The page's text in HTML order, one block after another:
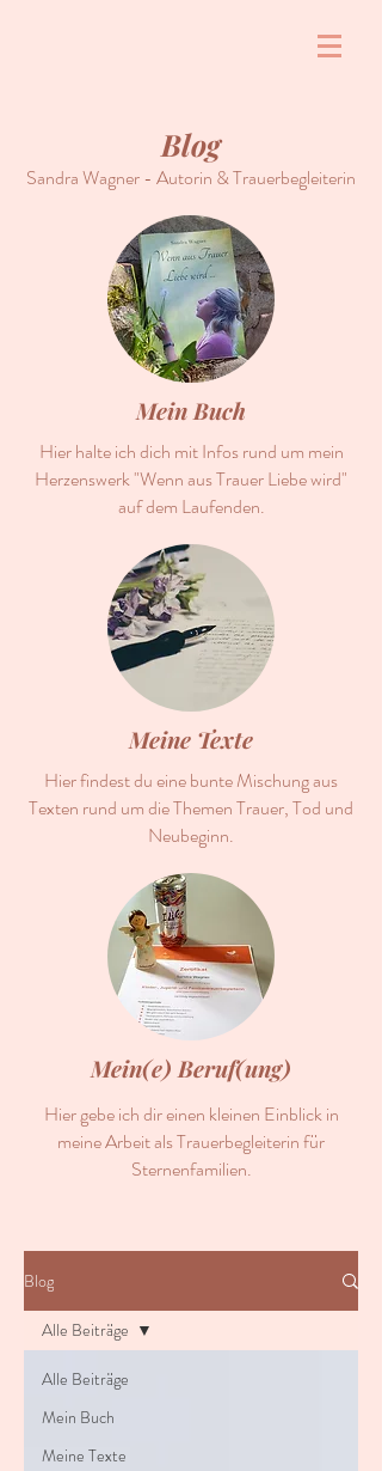
Blog
Sandra Wagner - Autorin & Trauerbegleiterin
Mein Buch
Hier halte ich dich mit Infos rund um mein
Herzenswerk "Wenn aus Trauer Liebe wird"
auf dem Laufenden.
Meine Texte
Hier findest du eine bunte Mischung aus
Texten rund um die Themen Trauer, Tod und
Neubeginn.
Mein(e) Beruf(ung)
Hier gebe ich dir einen kleinen Einblick in
meine Arbeit als Trauerbegleiterin für
Sternenfamilien.
Blog
Alle Beiträge
Mein Buch
Meine Texte
Alle Beiträge